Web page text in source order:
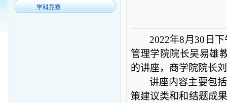
学科竞赛
2022年8月 30 日
管理学院院长吴易雄
的讲座，商学院院长
讲座内容主要包
策建议类和和结题成